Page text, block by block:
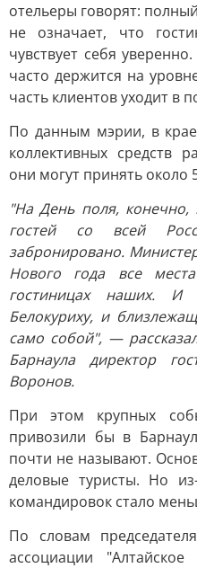
отельеры говорят:
не означает, что
чувствует себя
часто держится на
часть клиентов уходит в
По данным мэрии, в
коллективных средств
они могут принять около
"На День поля, конечно,
гостей со всей
забронировано.
Нового года все
гостиницах наших.
Белокуриху, и
само собой", —
Барнаула директор
Воронов.
При этом крупных
привозили бы в
почти не называют.
деловые туристы. Но
командировок стало
По словам
ассоциации "Алтайское